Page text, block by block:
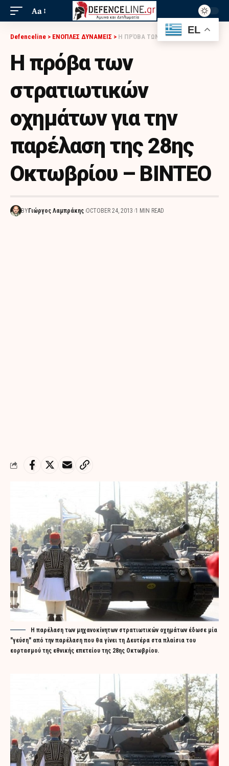
Aa
Defenceline > ΕΝΟΠΛΕΣ ΔΥΝΑΜΕΙΣ > Η ΠΡΌΒΑ ΤΩΝ ΣΤΡΑΤΙΩΤΙΚΏΝ ΟΧΗΜΆΤΩΝ ΓΙΑ ΤΗΝ ΠΑΡΈΛΑΣΗ ΤΗΣ 28ΗΣ ΟΚΤΩΒΡΊΟΥ – BINTEO
Η πρόβα των
στρατιωτικών
οχημάτων για την
παρέλαση της 28ης
Οκτωβρίου – BINTEO
BY Γιώργος Λαμπράκης OCTOBER 24, 2013 1 MIN READ
Η παρέλαση των μηχανοκίνητων στρατιωτικών οχημάτων έδωσε μία
"γεύση" από την παρέλαση που θα γίνει τη Δευτέρα στα πλαίσια του
εορτασμού της εθνικής επετείου της 28ης Οκτωβρίου.
EL